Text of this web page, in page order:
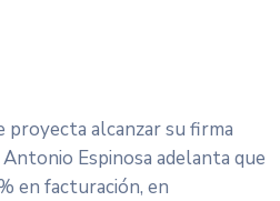
alcanzar su firma
Espinosa adelanta que
en facturación, en